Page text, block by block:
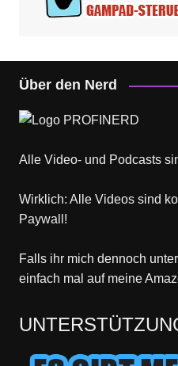
Über den Nerd
Alle Video- und Podcasts
Wirklich: Alle Videos sind
Paywall!
Falls ihr mich dennoch
einfach mal auf meine